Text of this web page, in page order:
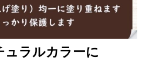
ラルカラーに